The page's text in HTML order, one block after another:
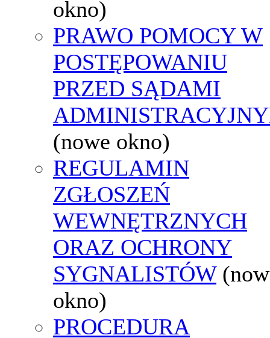
okno)
PRAWO POMOCY W
POSTĘPOWANIU
PRZED SĄDAMI
(nowe okno)
REGULAMIN
ZGŁOSZEŃ
WEWNĘTRZNYCH
ORAZ OCHRONY
SYGNALISTÓW
okno)
PROCEDURA